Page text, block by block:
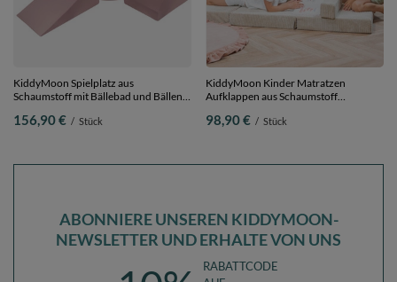
KiddyMoon Spielplatz aus
Schaumstoff mit Bällebad und Bällen
erikafarben:pastellbeige/puderrosa/perle,
156,90 € / Stück
KiddyMoon Kinder Matratzen
Aufklappen aus Schaumstoff
Kinderzimmer Faltmatratze, beige,
98,90 € / Stück
ABONNIERE UNSEREN KIDDYMOON-
NEWSLETTER UND ERHALTE VON UNS
RABATTCODE